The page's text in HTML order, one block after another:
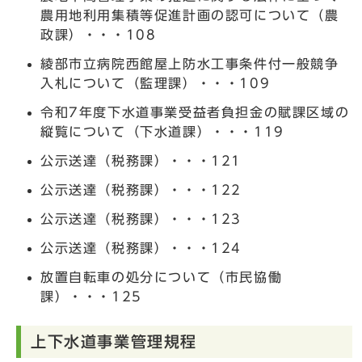
農用地利用集積等促進計画の認可について（農
政課）・・・108
綾部市立病院西館屋上防水工事条件付一般競争
入札について（監理課）・・・109
令和7年度下水道事業受益者負担金の賦課区域の
縦覧について（下水道課）・・・119
公示送達（税務課）・・・121
公示送達（税務課）・・・122
公示送達（税務課）・・・123
公示送達（税務課）・・・124
放置自転車の処分について（市民協働
課）・・・125
上下水道事業管理規程